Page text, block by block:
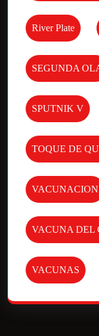
River Plate
SEGUNDA
SPUTNIK V
TOQUE DE
VACUNACION
VACUNA DEL
VACUNAS